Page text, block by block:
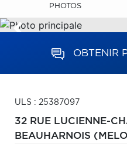
PHOTOS
OBTENIR
ULS : 25387097
32 RUE LUCIENNE-
BEAUHARNOIS